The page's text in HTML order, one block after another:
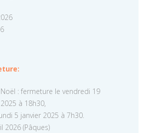
: fermeture le vendredi 19
à 18h30,
5 janvier 2025 à 7h30.
2026 (Pâques)